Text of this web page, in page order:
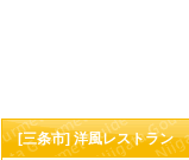
[三条市] 洋風レストラン